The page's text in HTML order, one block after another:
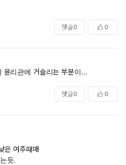
댓글0 0
윤리관에 거슬리는 부분이...
댓글0 0
은 여주때매
듯.